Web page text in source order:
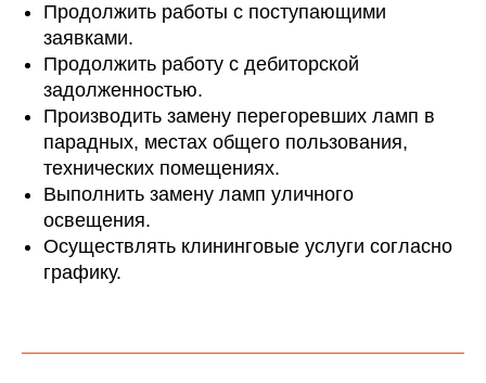
Продолжить работы с поступающими
заявками.
Продолжить работу с дебиторской
задолженностью.
Производить замену перегоревших ламп в
парадных, местах общего пользования,
технических помещениях.
Выполнить замену ламп уличного
освещения.
Осуществлять клининговые услуги согласно
графику.